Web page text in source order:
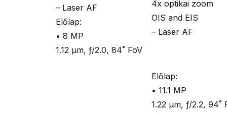
– Laser AF
Előlap:
• 8 MP
1.12 μm, ƒ/2.0, 84˚ FoV
4x optikai zoom
OIS and EIS
– Laser AF
Előlap:
• 11.1 MP
1.22 μm, ƒ/2.2, 94˚